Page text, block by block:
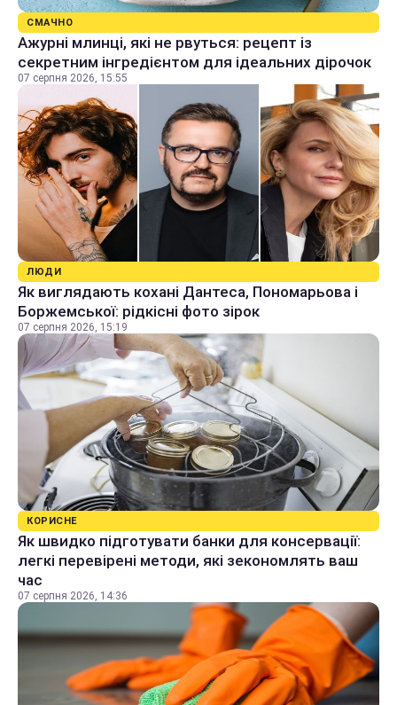
СМАЧНО
Ажурні млинці, які не рвуться: рецепт із
секретним інгредієнтом для ідеальних дірочок
07 серпня 2026, 15:55
ЛЮДИ
Як виглядають кохані Дантеса, Пономарьова і
Боржемської: рідкісні фото зірок
07 серпня 2026, 15:19
КОРИСНЕ
Як швидко підготувати банки для консервації:
легкі перевірені методи, які зекономлять ваш
час
07 серпня 2026, 14:36